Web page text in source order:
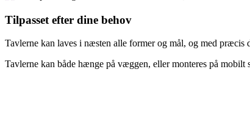
Tilpasset efter dine behov
Tavlerne kan laves i næsten alle former og mål, og med præcis
Tavlerne kan både hænge på væggen, eller monteres på